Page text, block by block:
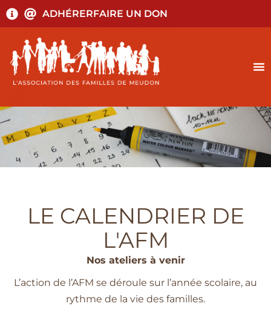
ADHÉRERFAIRE UN DON
LE CALENDRIER DE
L'AFM
Nos ateliers à venir
L’action de l’AFM se déroule sur l’année scolaire, au
rythme de la vie des familles.